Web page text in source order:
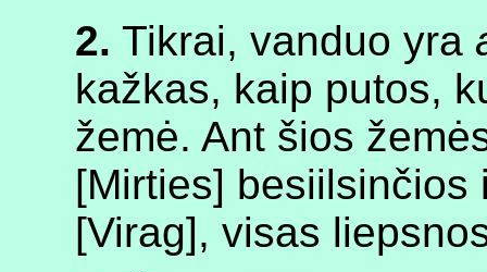
2. Tikrai, vanduo yra
kažkas, kaip putos,
žemė. Ant šios
[Mirties] besiilsinčios
[Virag], visas